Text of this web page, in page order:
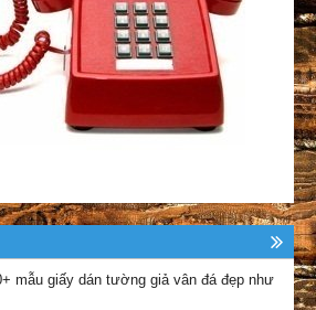
mẫu giấy dán tường giả vân đá đẹp như